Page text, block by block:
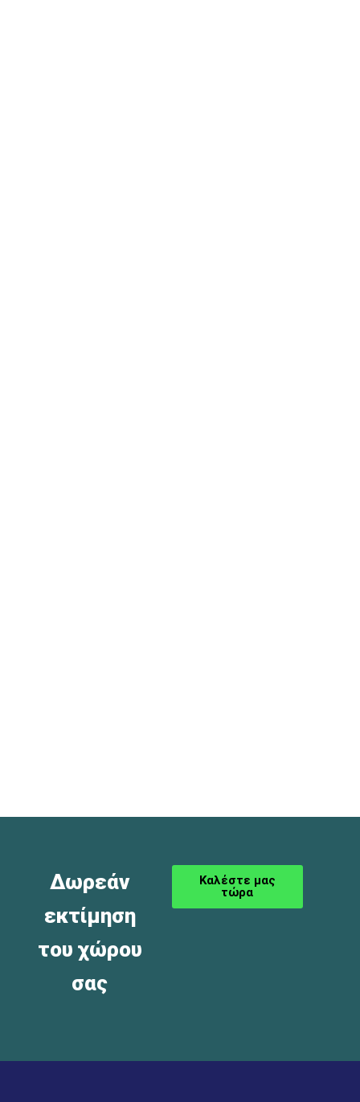
Δωρεάν
εκτίμηση
του χώρου
σας
Καλέστε μας
τώρα